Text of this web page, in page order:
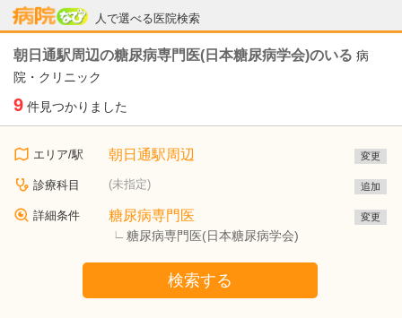
人で選べる医院検索
病院なび
朝日通駅周辺の糖尿病専門医(日本糖尿病学会)のいる 病
院・クリニック
9 件見つかりました
エリア/駅 朝日通駅周辺 変更
診療科目 (未指定) 追加
詳細条件 糖尿病専門医
糖尿病専門医(日本糖尿病学会)
変更
検索する